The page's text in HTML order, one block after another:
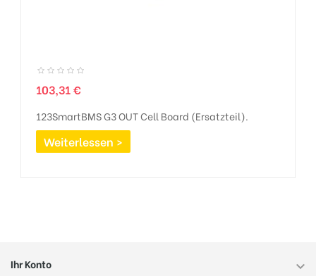
Preis
103,31 €
123SmartBMS G3 OUT Cell Board (Ersatzteil).
Weiterlessen >
Ihr Konto 